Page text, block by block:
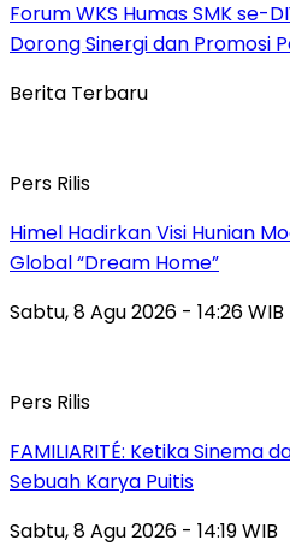
Forum WKS Humas SMK se-
Dorong Sinergi dan Promosi
Berita Terbaru
Pers Rilis
Himel Hadirkan Visi Hunian
Global “Dream Home”
Sabtu, 8 Agu 2026 - 14:26 WIB
Pers Rilis
FAMILIARITÉ: Ketika Sinema
Sebuah Karya Puitis
Sabtu, 8 Agu 2026 - 14:19 WIB